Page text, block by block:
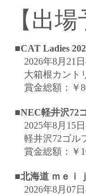
【出場
■CAT Ladies
2026年8月21日
大箱根カント
賞金総額：￥
■NEC軽井沢72
2025年8月15日
軽井沢72ゴル
賞金総額：￥
■北海道 ｍｅｉ
2026年8月07日